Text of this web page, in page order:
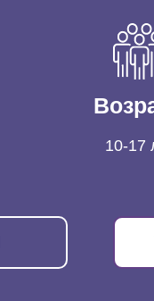
10-17